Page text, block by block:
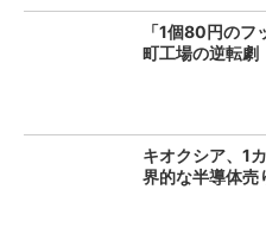
「1個80円のフ
町工場の逆転
キオクシア、1
界的な半導体売